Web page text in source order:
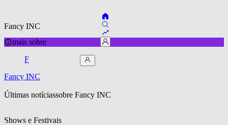
Fancy INC
mais sobre
F
Fancy INC
Últimas notíciassobre Fancy INC
Shows e Festivais